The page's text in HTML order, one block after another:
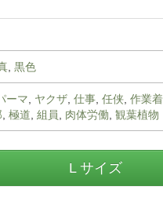
黒色
ーマ ヤクザ 仕事 任侠 作業着
極道 組員 肉体労働 観葉植物
L サイズ